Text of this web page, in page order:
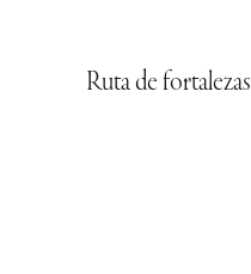
Ruta de fortalezas